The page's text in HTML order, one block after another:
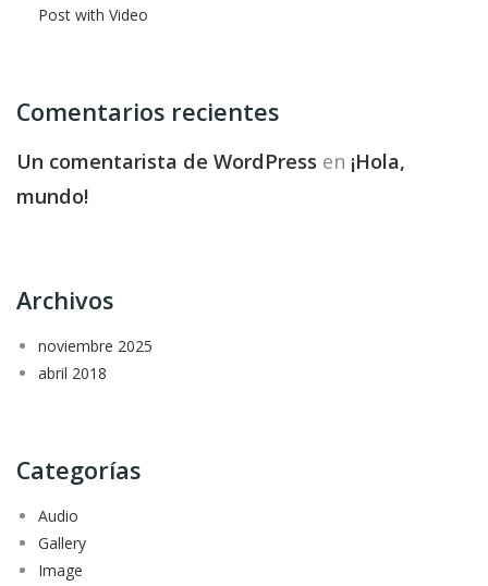
Post with Video
Comentarios recientes
Un comentarista de WordPress en ¡Hola,
mundo!
Archivos
noviembre 2025
abril 2018
Categorías
Audio
Gallery
Image